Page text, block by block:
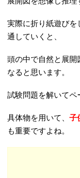
実際に折り紙遊びを
通していくと、
頭の中で自然と展開
なると思います。
試験問題を解いてペ
具体物を用いて、 子
も重要ですよね。